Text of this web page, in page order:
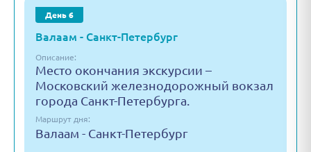
День 6
Валаам - Санкт-Петербург
Описание:
Место окончания экскурсии –
Московский железнодорожный вокзал
города Санкт-Петербурга.
Маршрут дня:
Валаам - Санкт-Петербург